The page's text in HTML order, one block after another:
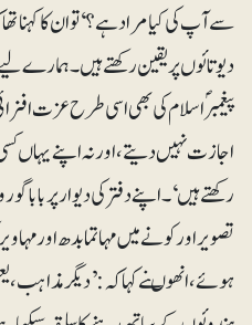
دیوتائوں پر یقین رکھتے ہیں۔ ہمارے
پیغمبرؐاسلام کی بھی اسی طرح عزت
اجازت نہیں دیتے، اور نہ اپنے یہاں
رکھتے ہیں‘۔ اپنے دفتر کی دیوار پربابا
تصویر اور کونے میں مہاتما بدھ اور
ہوئے، انھوںنے کہا کہ: ’دیگر